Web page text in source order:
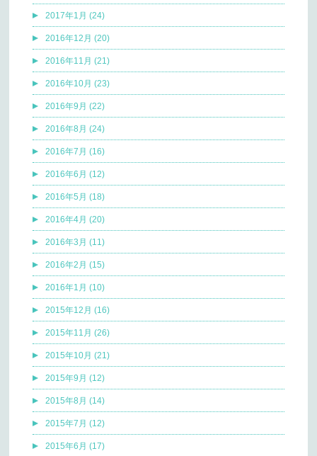
2017年1月 (24)
2016年12月 (20)
2016年11月 (21)
2016年10月 (23)
2016年9月 (22)
2016年8月 (24)
2016年7月 (16)
2016年6月 (12)
2016年5月 (18)
2016年4月 (20)
2016年3月 (11)
2016年2月 (15)
2016年1月 (10)
2015年12月 (16)
2015年11月 (26)
2015年10月 (21)
2015年9月 (12)
2015年8月 (14)
2015年7月 (12)
2015年6月 (17)